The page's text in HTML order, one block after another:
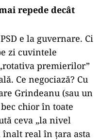
repede decât
e la guvernare. Ci
zi cuvintele
premierilor”
Ce negociază? Cu
Grindeanu (sau un
chior în toate
ceva „la nivel
real în țara asta